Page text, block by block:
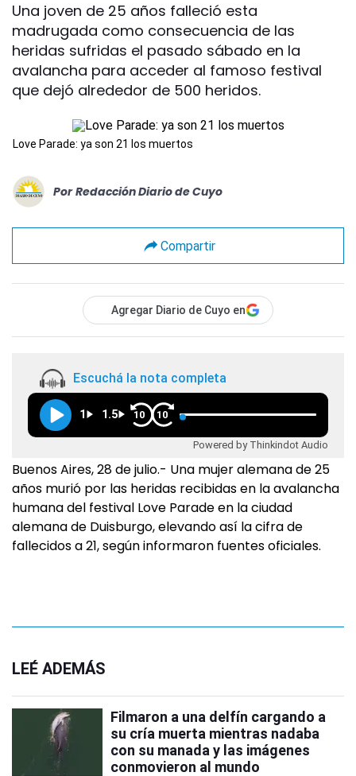
Una joven de 25 años falleció esta
madrugada como consecuencia de las
heridas sufridas el pasado sábado en la
avalancha para acceder al famoso festival
que dejó alrededor de 500 heridos.
Love Parade: ya son 21 los muertos
Por Redacción Diario de Cuyo
Compartir
Agregar Diario de Cuyo en
Escuchá la nota completa
1 1.5 10 10
Powered by Thinkindot Audio
Buenos Aires, 28 de julio.- Una mujer alemana de 25
años murió por las heridas recibidas en la avalancha
humana del festival Love Parade en la ciudad
alemana de Duisburgo, elevando así la cifra de
fallecidos a 21, según informaron fuentes oficiales.
LEÉ ADEMÁS
Filmaron a una delfín cargando a
su cría muerta mientras nadaba
con su manada y las imágenes
conmovieron al mundo